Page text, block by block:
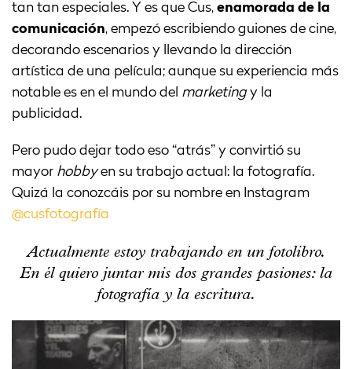
tan tan especiales. Y es que Cus, enamorada de la
comunicación, empezó escribiendo guiones de cine,
decorando escenarios y llevando la dirección
artística de una película; aunque su experiencia más
notable es en el mundo del marketingy la
publicidad.
Pero pudo dejar todo eso “atrás” y convirtió su
mayor hobbyen su trabajo actual: la fotografía.
Quizá la conozcáis por su nombre en Instagram
@cusfotografía
Actualmente estoy trabajando en un fotolibro.
En él quiero juntar mis dos grandes pasiones: la
fotografía y la escritura.